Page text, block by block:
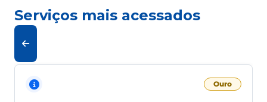
Serviços mais acessados
Ouro